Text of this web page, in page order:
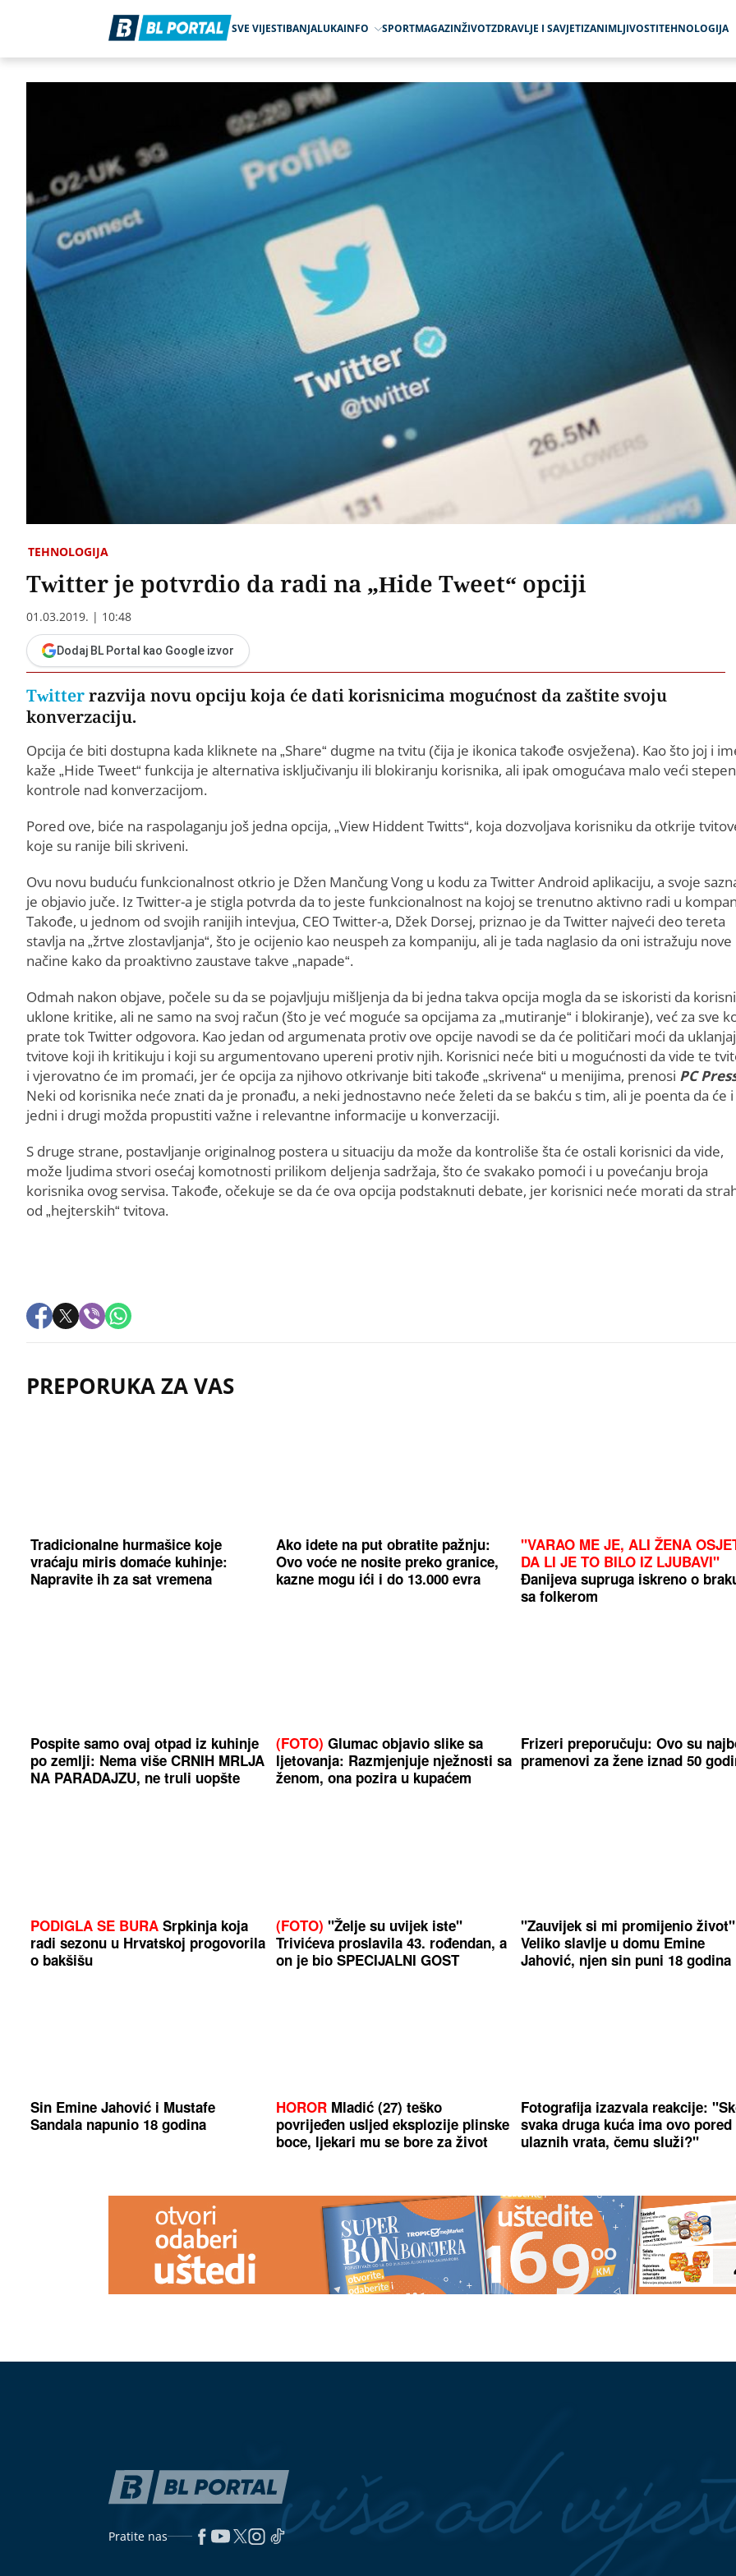
SVE VIJESTIBANJALUKAINFO SPORTMAGAZINŽIVOTZDRAVLJE I SAVJETIZANIMLJIVOSTITEHNOLOGIJA
TEHNOLOGIJA
Twitter je potvrdio da radi na „Hide Tweet“ opciji
01.03.2019. | 10:48
Dodaj BL Portal kao Google izvor
Twitterrazvija novu opciju koja će dati korisnicima mogućnost da zaštite svoju
konverzaciju.
Opcija će biti dostupna kada kliknete na „Share“ dugme na tvitu (čija je ikonica takođe osvježena). Kao što joj i
kaže „Hide Tweet“ funkcija je alternativa isključivanju ili blokiranju korisnika, ali ipak omogućava malo veći stepen
kontrole nad konverzacijom.
Pored ove, biće na raspolaganju još jedna opcija, „View Hiddent Twitts“, koja dozvoljava korisniku da otkrije
koje su ranije bili skriveni.
Ovu novu buduću funkcionalnost otkrio je Džen Mančung Vong u kodu za Twitter Android aplikaciju, a svoje
je objavio juče. Iz Twitter-a je stigla potvrda da to jeste funkcionalnost na kojoj se trenutno aktivno radi u
Takođe, u jednom od svojih ranijih intevjua, CEO Twitter-a, Džek Dorsej, priznao je da Twitter najveći deo tereta
stavlja na „žrtve zlostavljanja“, što je ocijenio kao neuspeh za kompaniju, ali je tada naglasio da oni istražuju nove
načine kako da proaktivno zaustave takve „napade“.
Odmah nakon objave, počele su da se pojavljuju mišljenja da bi jedna takva opcija mogla da se iskoristi da
uklone kritike, ali ne samo na svoj račun (što je već moguće sa opcijama za „mutiranje“ i blokiranje), već za sve
prate tok Twitter odgovora. Kao jedan od argumenata protiv ove opcije navodi se da će političari moći da
tvitove koji ih kritikuju i koji su argumentovano upereni protiv njih. Korisnici neće biti u mogućnosti da vide te
i vjerovatno će im promaći, jer će opcija za njihovo otkrivanje biti takođe „skrivena“ u menijima, prenosi PC
Neki od korisnika neće znati da je pronađu, a neki jednostavno neće želeti da se bakću s tim, ali je poenta da će i
jedni i drugi možda propustiti važne i relevantne informacije u konverzaciji.
S druge strane, postavljanje originalnog postera u situaciju da može da kontroliše šta će ostali korisnici da vide,
može ljudima stvori osećaj komotnosti prilikom deljenja sadržaja, što će svakako pomoći i u povećanju broja
korisnika ovog servisa. Takođe, očekuje se da će ova opcija podstaknuti debate, jer korisnici neće morati da
od „hejterskih“ tvitova.
PREPORUKA ZA VAS
Tradicionalne hurmašice koje
vraćaju miris domaće kuhinje:
Napravite ih za sat vremena
Ako idete na put obratite pažnju:
Ovo voće ne nosite preko granice,
kazne mogu ići i do 13.000 evra
"VARAO ME JE, ALI ŽENA
DA LI JE TO BILO IZ LJUBAVI"
Đanijeva supruga iskreno o
sa folkerom
Pospite samo ovaj otpad iz kuhinje
po zemlji: Nema više CRNIH MRLJA
NA PARADAJZU, ne truli uopšte
(FOTO) Glumac objavio slike sa
ljetovanja: Razmjenjuje nježnosti sa
ženom, ona pozira u kupaćem
Frizeri preporučuju: Ovo su
pramenovi za žene iznad 50
PODIGLA SE BURA Srpkinja koja
radi sezonu u Hrvatskoj progovorila
o bakšišu
(FOTO) "Želje su uvijek iste"
Trivićeva proslavila 43. rođendan, a
on je bio SPECIJALNI GOST
"Zauvijek si mi promijenio život"
Veliko slavlje u domu Emine
Jahović, njen sin puni 18 godina
Sin Emine Jahović i Mustafe
Sandala napunio 18 godina
HORORMladić (27) teško
povrijeđen usljed eksplozije plinske
boce, ljekari mu se bore za život
Fotografija izazvala reakcije:
svaka druga kuća ima ovo pored
ulaznih vrata, čemu služi?"
Pratite nas